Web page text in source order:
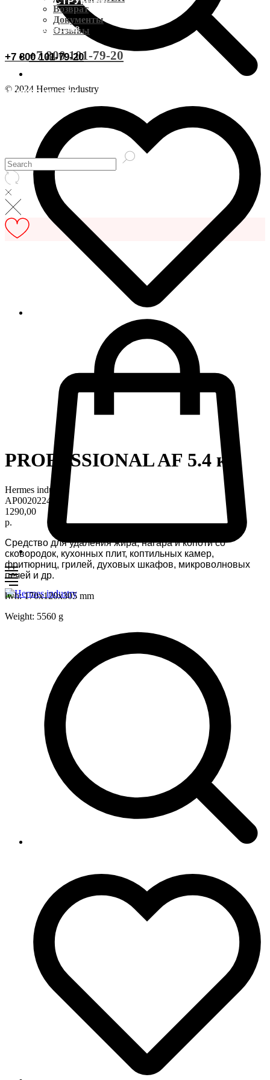
ОСТАВИТЬ ОТЗЫВ
+7 800 101-79-20
ИНФОРМАЦИЯ
Доставка CDEK
Документы
Возврат
Документы
Отзывы
+7 800 101-79-20
© 2024 Hermes industry
PROFESSIONAL AF 5.4 кг
Hermes industry
AP0020224
1290,00
р.
Средство для удаления жира, нагара и копоти со
сковородок, кухонных плит, коптильных камер,
фритюрниц, грилей, духовых шкафов, микроволновых
печей и др.
lwh: 170x120x305 mm
Weight: 5560 g